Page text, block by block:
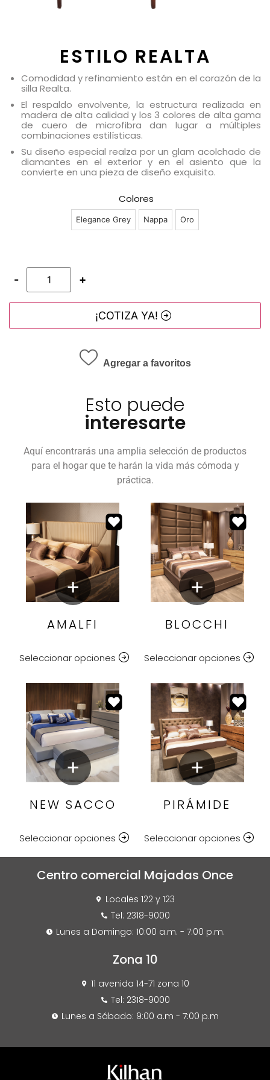
ESTILO REALTA
Comodidad y refinamiento están en el corazón de la
silla Realta.
El respaldo envolvente, la estructura realizada en
madera de alta calidad y los 3 colores de alta gama
de cuero de microfibra dan lugar a múltiples
combinaciones estilísticas.
Su diseño especial realza por un glam acolchado de
diamantes en el exterior y en el asiento que la
convierte en una pieza de diseño exquisito.
Colores
Elegance Grey Nappa Oro
- +
¡COTIZA YA!
Agregar a favoritos
Esto puede
interesarte
Aquí encontrarás una amplia selección de productos
para el hogar que te harán la vida más cómoda y
práctica.
AMALFI
Seleccionar opciones
BLOCCHI
Seleccionar opciones
NEW SACCO
Seleccionar opciones
PIRÁMIDE
Seleccionar opciones
Centro comercial Majadas Once
Locales 122 y 123
Tel: 2318-9000
Lunes a Domingo: 10:00 a.m. - 7:00 p.m.
Zona 10
11 avenida 14-71 zona 10
Tel: 2318-9000
Lunes a Sábado: 9:00 a.m - 7:00 p.m